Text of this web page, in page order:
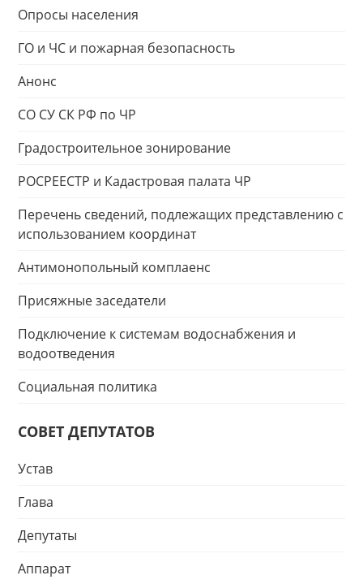
Опросы населения
ГО и ЧС и пожарная безопасность
Анонс
СО СУ СК РФ по ЧР
Градостроительное зонирование
РОСРЕЕСТР и Кадастровая палата ЧР
Перечень сведений, подлежащих представлению с
использованием координат
Антимонопольный комплаенс
Присяжные заседатели
Подключение к системам водоснабжения и
водоотведения
Социальная политика
СОВЕТ ДЕПУТАТОВ
Устав
Глава
Депутаты
Аппарат